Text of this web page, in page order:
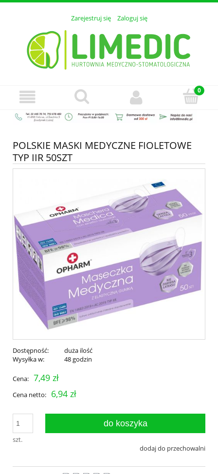
Zarejestruj się Zaloguj się
POLSKIE MASKI MEDYCZNE FIOLETOWE
TYP IIR 50SZT
Dostępność:
duża ilość
Wysyłka w:
48 godzin
Cena: 7,49 zł
Cena netto: 6,94 zł
szt.
do koszyka
dodaj do przechowalni